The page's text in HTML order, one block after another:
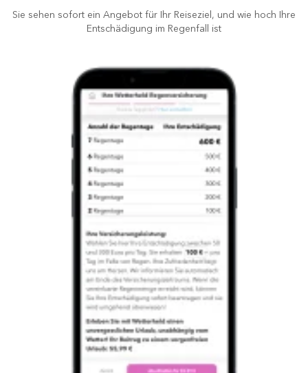
Sie sehen sofort ein Angebot für Ihr Reiseziel, und wie hoch Ihre
Entschädigung im Regenfall ist